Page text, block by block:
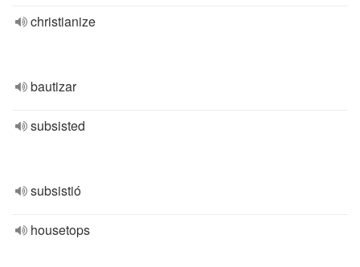
christianize
bautizar
subsisted
subsistió
housetops